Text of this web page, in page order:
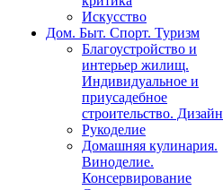
Искусство
Дом. Быт. Спорт. Туризм
Благоустройство и
интерьер жилищ.
Индивидуальное и
приусадебное
строительство. Дизайн
Рукоделие
Домашняя кулинария.
Виноделие.
Консервирование